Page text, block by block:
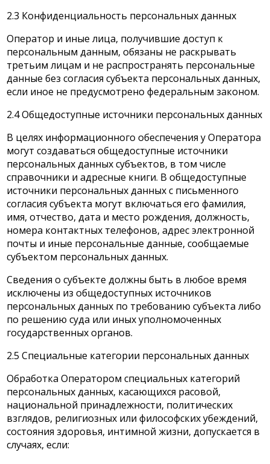
2.3 Конфиденциальность персональных данных
Оператор и иные лица, получившие доступ к
персональным данным, обязаны не раскрывать
третьим лицам и не распространять персональные
данные без согласия субъекта персональных данных,
если иное не предусмотрено федеральным законом.
2.4 Общедоступные источники персональных данных
В целях информационного обеспечения у Оператора
могут создаваться общедоступные источники
персональных данных субъектов, в том числе
справочники и адресные книги. В общедоступные
источники персональных данных с письменного
согласия субъекта могут включаться его фамилия,
имя, отчество, дата и место рождения, должность,
номера контактных телефонов, адрес электронной
почты и иные персональные данные, сообщаемые
субъектом персональных данных.
Сведения о субъекте должны быть в любое время
исключены из общедоступных источников
персональных данных по требованию субъекта либо
по решению суда или иных уполномоченных
государственных органов.
2.5 Специальные категории персональных данных
Обработка Оператором специальных категорий
персональных данных, касающихся расовой,
национальной принадлежности, политических
взглядов, религиозных или философских убеждений,
состояния здоровья, интимной жизни, допускается в
случаях, если: